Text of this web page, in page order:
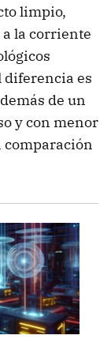
limpio,
la corriente
diferencia es
de un
y con menor
comparación